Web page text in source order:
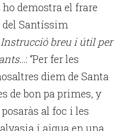
ho demostra el frare
Santíssim
Instrucció breu i útil per
…: “Per fer les
diem de Santa
de bon pa primes, y
al foc i les
i aigua en una